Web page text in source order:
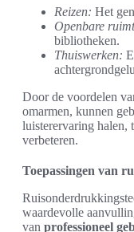
Reizen: Het
Openbare
bibliotheken.
Thuiswerken:
Door de voordelen
omarmen, kunnen
luisterervaring halen,
verbeteren.
Toepassingen van
waardevolle
van professioneel